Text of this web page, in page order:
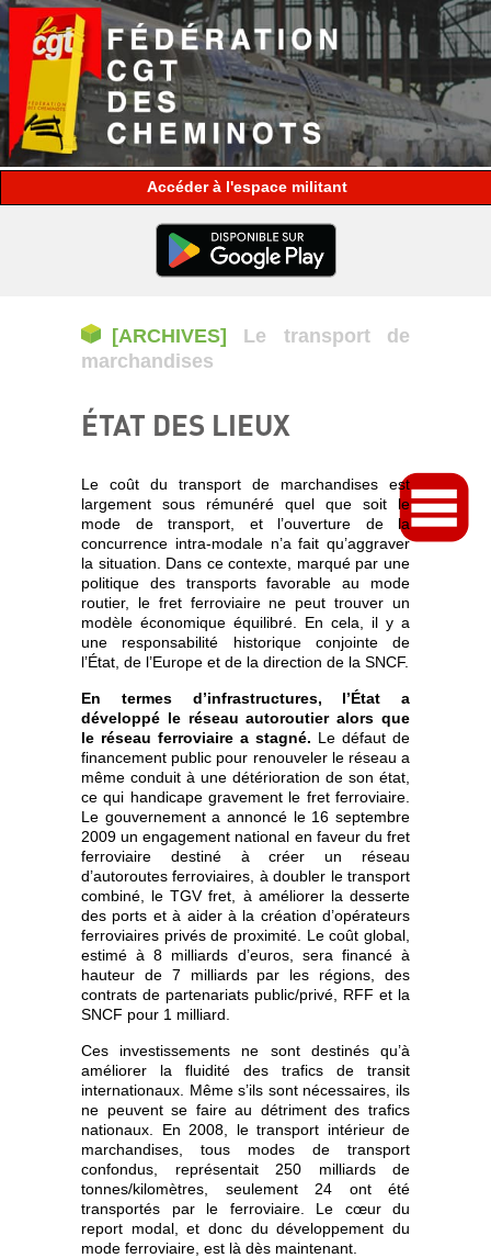
espace militant
[ARCHIVES] Le transport de
marchandises
ÉTAT DES LIEUX
Le coût du transport de marchandises est
largement sous rémunéré quel que soit le
mode de transport, et l’ouverture de la
concurrence intra-modale n’a fait qu’aggraver
la situation. Dans ce contexte, marqué par une
politique des transports favorable au mode
routier, le fret ferroviaire ne peut trouver un
modèle économique équilibré. En cela, il y a
une responsabilité historique conjointe de
l’État, de l’Europe et de la direction de la SNCF.
En termes d’infrastructures, l’État a
développé le réseau autoroutier alors que
le réseau ferroviaire a stagné. Le défaut de
financement public pour renouveler le réseau a
même conduit à une détérioration de son état,
ce qui handicape gravement le fret ferroviaire.
Le gouvernement a annoncé le 16 septembre
2009 un engagement national en faveur du fret
ferroviaire destiné à créer un réseau
d’autoroutes ferroviaires, à doubler le transport
combiné, le TGV fret, à améliorer la desserte
des ports et à aider à la création d’opérateurs
ferroviaires privés de proximité. Le coût global,
estimé à 8 milliards d’euros, sera financé à
hauteur de 7 milliards par les régions, des
contrats de partenariats public/privé, RFF et la
SNCF pour 1 milliard.
Ces investissements ne sont destinés qu’à
améliorer la fluidité des trafics de transit
internationaux. Même s’ils sont nécessaires, ils
ne peuvent se faire au détriment des trafics
nationaux. En 2008, le transport intérieur de
marchandises, tous modes de transport
confondus, représentait 250 milliards de
tonnes/kilomètres, seulement 24 ont été
transportés par le ferroviaire. Le cœur du
report modal, et donc du développement du
mode ferroviaire, est là dès maintenant.